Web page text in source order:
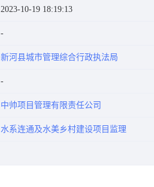
2023-10-19 18:19:13
新河县城市管理综合行政执法局
中帅项目管理有限责任公司
水系连通及水美乡村建设项目监理